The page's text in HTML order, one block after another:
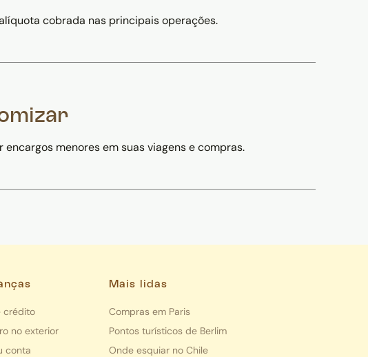
cobrada nas principais operações.
menores em suas viagens e compras.
crédito
no exterior
conta
Mais lidas
Compras em Paris
Pontos turísticos de Berlim
Onde esquiar no Chile